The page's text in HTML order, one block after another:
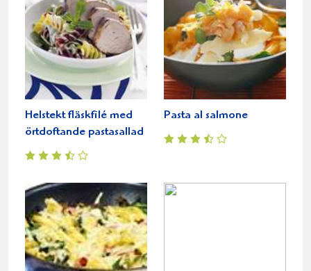
Helstekt fläskfilé med
örtdoftande pastasallad
Pasta al salmone